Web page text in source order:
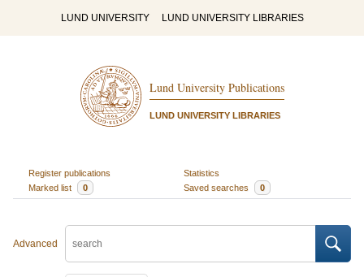
LUND UNIVERSITY LUND UNIVERSITY LIBRARIES
Lund University Publications
LUND UNIVERSITY LIBRARIES
Register publications
Statistics
Marked list
0 Saved searches 0
Advanced